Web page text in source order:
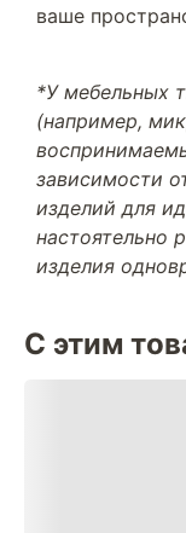
ваше
*У мебельных
(например,
зависимости
изделий для
настоятельно
изделия
С этим